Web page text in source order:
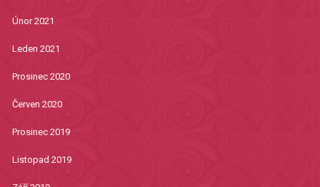
Únor 2021
Leden 2021
Prosinec 2020
Červen 2020
Prosinec 2019
Listopad 2019